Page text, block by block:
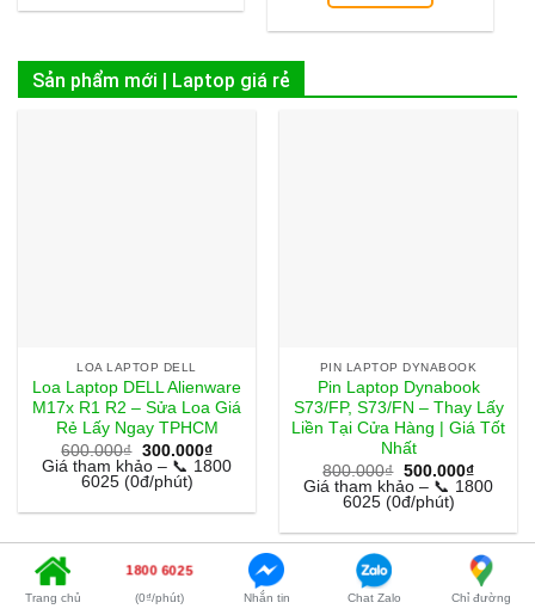
Sản phẩm mới | Laptop giá rẻ
LOA LAPTOP DELL
Loa Laptop DELL Alienware
M17x R1 R2 – Sửa Loa Giá
Rẻ Lấy Ngay TPHCM
600.000₫ Giá
gốc
là:
600.000₫.
300.000₫Giá
hiện
300.000₫.
Giá tham khảo – 📞 1800
6025 (0đ/phút)
PIN LAPTOP DYNABOOK
Pin Laptop Dynabook
S73/FP, S73/FN – Thay Lấy
Liền Tại Cửa Hàng | Giá Tốt
Nhất
800.000₫ Giá
gốc
là:
800.000₫.
500.000₫Giá
hiện
Giá tham khảo – 📞 1800
6025 (0đ/phút)
Trang chủ
1800 6025
(0₫/phút) Nhắn tin Chat Zalo Chỉ đường